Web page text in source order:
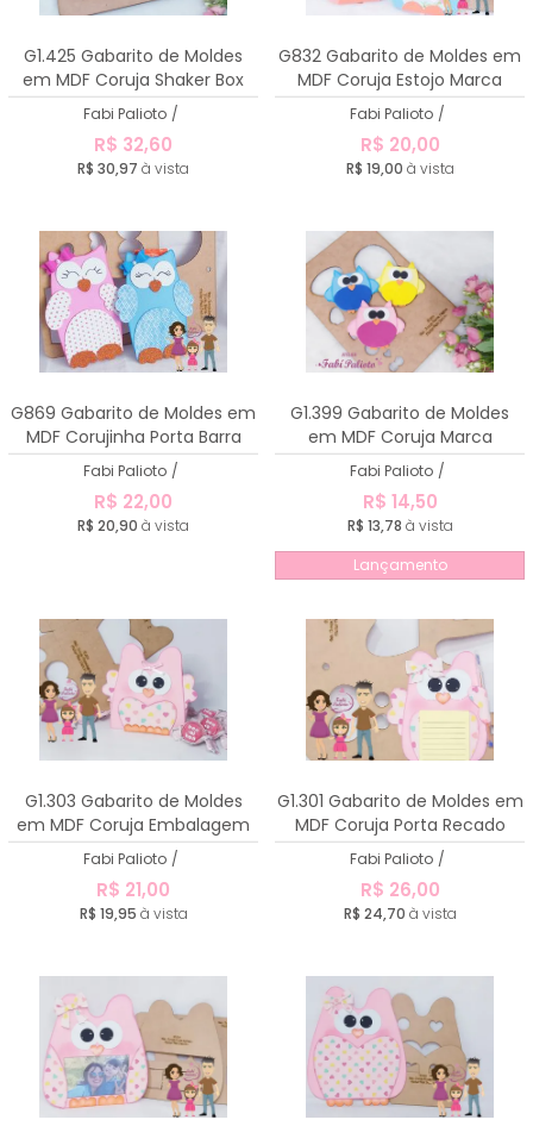
G1.425 Gabarito de Moldes
em MDF Coruja Shaker Box
Fabi Palioto /
R$ 32,60
R$ 30,97 à vista
G832 Gabarito de Moldes em
MDF Coruja Estojo Marca
Página
Fabi Palioto /
R$ 20,00
R$ 19,00 à vista
G869 Gabarito de Moldes em
MDF Corujinha Porta Barra
Fabi Palioto /
R$ 22,00
R$ 20,90 à vista
G1.399 Gabarito de Moldes
em MDF Coruja Marca
Páginas
Fabi Palioto /
R$ 14,50
R$ 13,78 à vista
Lançamento
G1.303 Gabarito de Moldes
em MDF Coruja Embalagem
Fabi Palioto /
R$ 21,00
R$ 19,95 à vista
G1.301 Gabarito de Moldes em
MDF Coruja Porta Recado
Fabi Palioto /
R$ 26,00
R$ 24,70 à vista